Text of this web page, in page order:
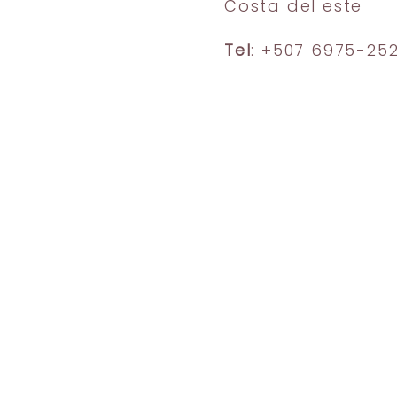
Costa del este
Tel: +507 6975-